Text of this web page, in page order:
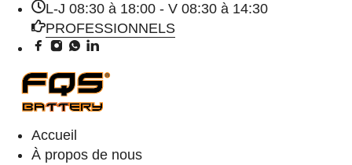
L-J 08:30 à 18:00 - V 08:30 à 14:30
PROFESSIONNELS
Accueil
À propos de nous